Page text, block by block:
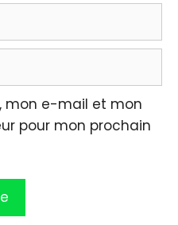
mon e-mail et mon
pour mon prochain